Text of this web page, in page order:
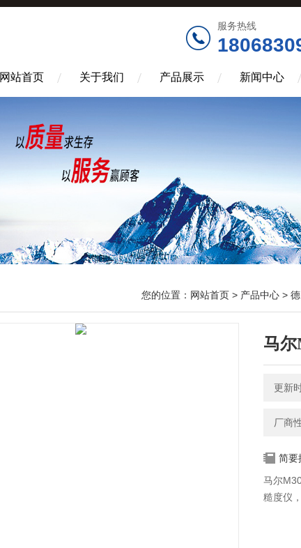
服务热线
网站首页 关于我们 产品展示 新闻中心
您的位置： 网站首页 > 产品中心 >
马尔
更新
厂商
简要
马尔
糙度仪